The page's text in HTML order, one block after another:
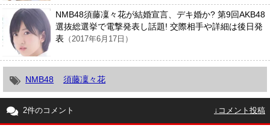
NMB48須藤凜々花が結婚宣言、デキ婚か? 第9回AKB48
選抜総選挙で電撃発表し話題! 交際相手や詳細は後日発
表 （2017年6月17日）
NMB48 須藤凜々花
2件のコメント ↓コメント投稿